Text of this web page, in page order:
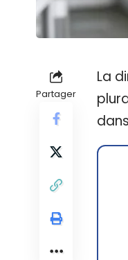
Partager
La